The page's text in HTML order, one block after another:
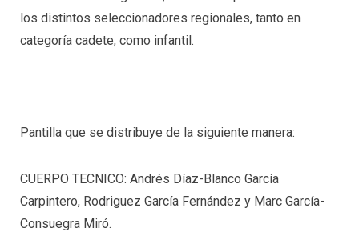
los distintos seleccionadores regionales, tanto en
categoría cadete, como infantil.
Pantilla que se distribuye de la siguiente manera:
CUERPO TECNICO: Andrés Díaz-Blanco García
Carpintero, Rodriguez García Fernández y Marc García-
Consuegra Miró.